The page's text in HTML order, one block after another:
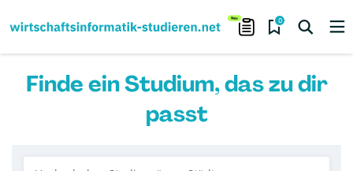
0
Finde ein Studium, das zu dir
passt